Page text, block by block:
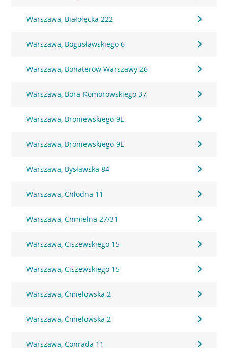
Warszawa, Białołęcka 222
Warszawa, Bogusławskiego 6
Warszawa, Bohaterów Warszawy 26
Warszawa, Bora-Komorowskiego 37
Warszawa, Broniewskiego 9E
Warszawa, Broniewskiego 9E
Warszawa, Bysławska 84
Warszawa, Chłodna 11
Warszawa, Chmielna 27/31
Warszawa, Ciszewskiego 15
Warszawa, Ciszewskiego 15
Warszawa, Ćmielowska 2
Warszawa, Ćmielowska 2
Warszawa, Conrada 11